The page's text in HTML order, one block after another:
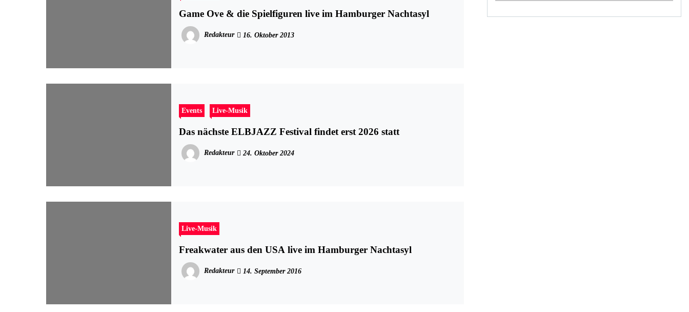
Game Ove & die Spielfiguren live im Hamburger Nachtasyl
Redakteur 16. Oktober 2013
Events Live-Musik
Das nächste ELBJAZZ Festival findet erst 2026 statt
Redakteur 24. Oktober 2024
Live-Musik
Freakwater aus den USA live im Hamburger Nachtasyl
Redakteur 14. September 2016